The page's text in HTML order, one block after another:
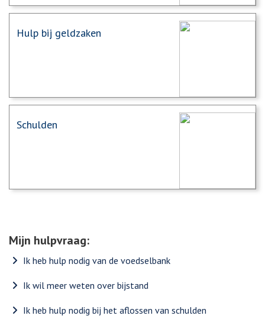
Hulp bij geldzaken
Schulden
Mijn hulpvraag:
Ik heb hulp nodig van de voedselbank
Ik wil meer weten over bijstand
Ik heb hulp nodig bij het aflossen van schulden